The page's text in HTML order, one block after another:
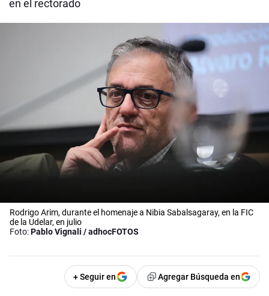
en el rectorado
Rodrigo Arim, durante el homenaje a Nibia Sabalsagaray, en la FIC
de la Udelar, en julio
Foto:Pablo Vignali / adhocFOTOS
+ Seguir en Agregar Búsqueda en